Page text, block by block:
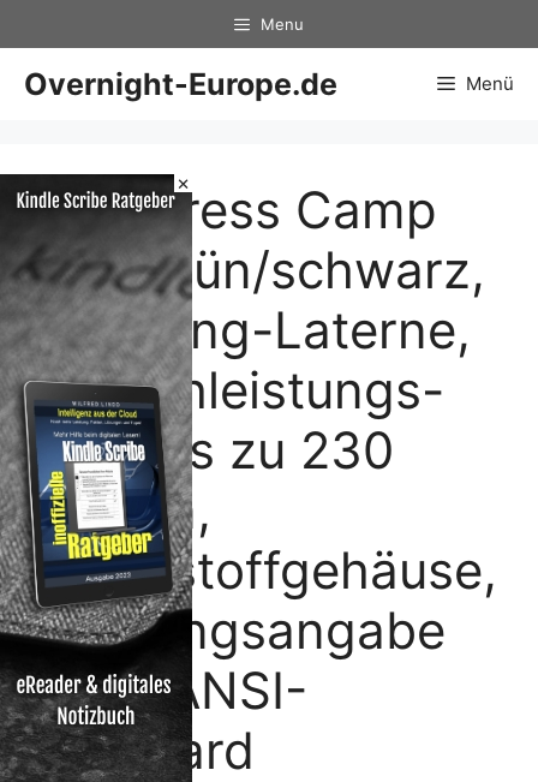
×
Inhalt
springen
Menu
Overnight-Europe.de Menü
Litexpress Camp
200 grün/schwarz,
Camping-Laterne,
3 Hochleistungs-
LED bis zu 230
Lumen,
Kunststoffgehäuse,
Leistungsangabe
nach ANSI-
Standard